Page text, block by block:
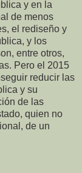
y en la
de menos
el rediseño y
y los
entre otros,
Pero el 2015
reducir las
y su
de las
quien no
de un